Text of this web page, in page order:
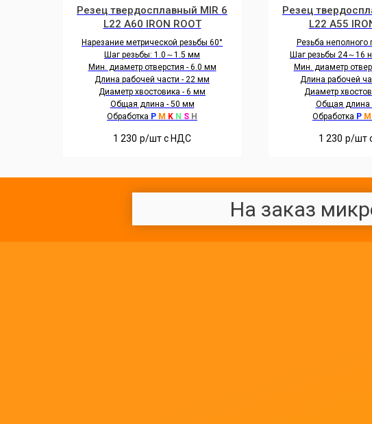
Резец твердосплавный MIR 6
L22 A60 IRON ROOT
Нарезание метрической резьбы 60°
Шаг резьбы: 1.0～1.5 мм
Мин. диаметр отверстия - 6.0 мм
Длина рабочей части - 22 мм
Диаметр хвостовика - 6 мм
Общая длина - 50 мм
Обработка P M K N S H
1 230 р/шт c НДС
Резец
L22 A55
Резьба неполного
Шаг резьбы 24～16
Мин. диаметр
Длина рабочей
Диаметр
Общая длина
Обработка P M
1 230 р/шт
На заказ